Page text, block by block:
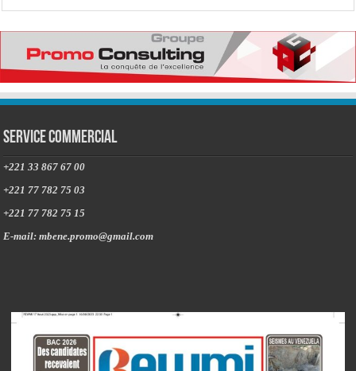
Service commercial
+221 33 867 67 00
+221 77 782 75 03
+221 77 782 75 15
E-mail: mbene.promo@gmail.com